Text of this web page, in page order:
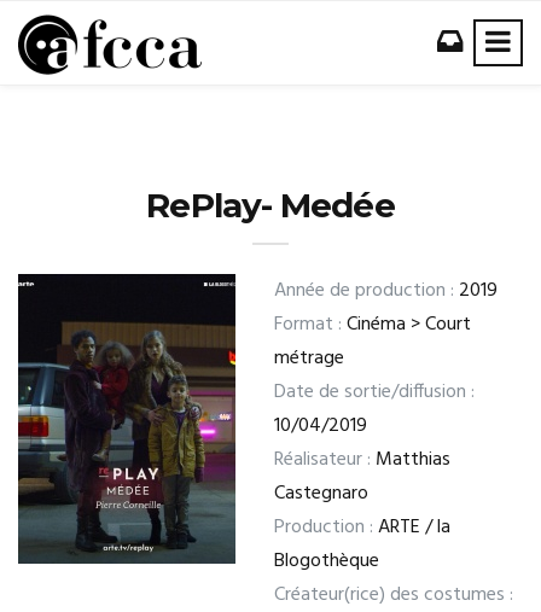
RePlay- Medée
Année de production : 2019
Format :Cinéma > Court
métrage
Date de sortie/diffusion :
10/04/2019
Réalisateur : Matthias
Castegnaro
Production :ARTE / la
Blogothèque
Créateur(rice) des costumes :